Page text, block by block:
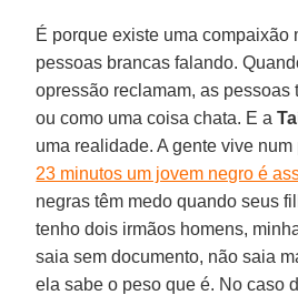
É porque existe uma compaixão
pessoas brancas falando.
opressão reclamam, as pessoas
ou como uma coisa chata. E a
uma realidade. A gente vive
23 minutos um jovem negro é
negras têm medo quando seus
tenho dois irmãos homens,
saia sem documento, não saia
ela sabe o peso que é. No caso